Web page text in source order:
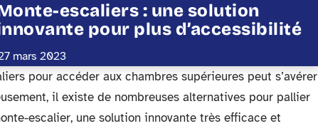
escaliers : une solution
pour plus d’accessibilité
mars 2023
pour accéder aux chambres supérieures peut s’avérer
il existe de nombreuses alternatives pour pallier
escalier, une solution innovante très efficace et